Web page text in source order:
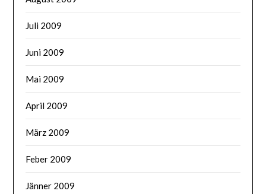
Juli 2009
Juni 2009
Mai 2009
April 2009
März 2009
Feber 2009
Jänner 2009